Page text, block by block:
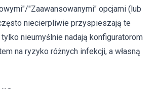
"Zaawansowanymi" opcjami (lub
niecierpliwie przyspieszają te
nieumyślnie nadają konfiguratorom
na ryzyko różnych infekcji, a własną